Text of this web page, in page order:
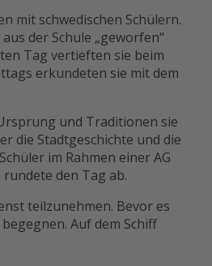
mit schwedischen Schülern.
der Schule „geworfen“
Tag vertieften sie beim
erkundeten sie mit dem
und Traditionen sie
die Stadtgeschichte und die
im Rahmen einer AG
den Tag ab.
teilzunehmen. Bevor es
Auf dem Schiff